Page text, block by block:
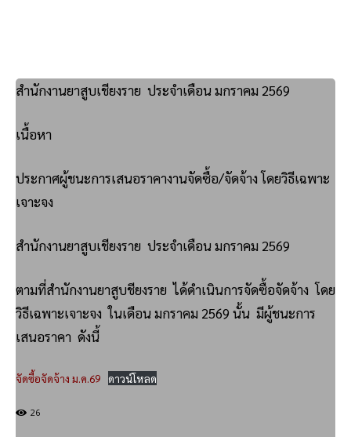
สำนักงานยาสูบเชียงราย ประจำเดือน มกราคม 2569
เนื้อหา
ประกาศผู้ชนะการเสนอราคางานจัดซื้อ/จัดจ้าง โดยวิธีเฉพาะ
เจาะจง
สำนักงานยาสูบเชียงราย ประจำเดือน มกราคม 2569
ตามที่สำนักงานยาสูบชียงราย ได้ดำเนินการจัดซื้อจัดจ้าง โดย
วิธีเฉพาะเจาะจง ในเดือน มกราคม 2569 นั้น มีผู้ชนะการ
เสนอราคา ดังนี้
จัดซื้อจัดจ้าง ม.ค.69 ดาวน์โหลด
26